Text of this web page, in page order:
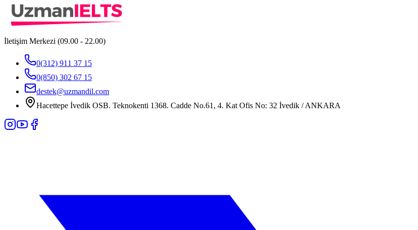
İletişim Merkezi (09.00 - 22.00)
0(312) 911 37 15
0(850) 302 67 15
destek@uzmandil.com
Hacettepe İvedik OSB. Teknokenti 1368. Cadde No.61, 4. Kat Ofis No: 32 İvedik / ANKARA